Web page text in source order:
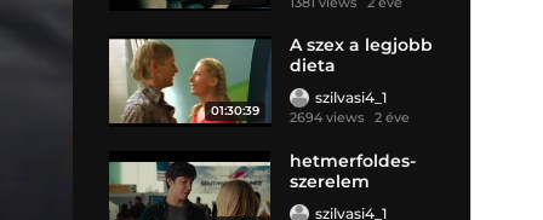
01:30:39
A szex a legjobb
dieta
szilvasi4_1
2694 views 2 éve
hetmerfoldes-
szerelem
szilvasi4_1